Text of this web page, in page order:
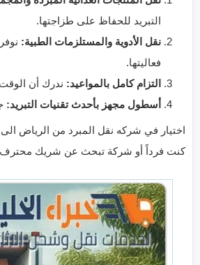
التبريد للحفاظ على طزاجتها.
نقل الأدوية والمستلزمات الطبية:
فعاليتها.
التزام كامل بالمواعيد: ندرك أن
أسطول مجهز بأحدث تقنيات التبريد:
اختيار في شركه نقل المبرد من الرياض
كنت فرداً أو شركة تبحث عن شريك محترف